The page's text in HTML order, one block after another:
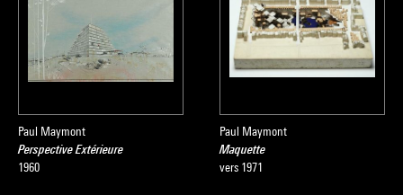
Paul Maymont
Perspective Extérieure
1960
Paul Maymont
Maquette
vers 1971